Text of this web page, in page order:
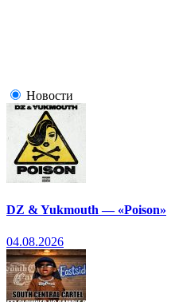
Новости
DZ & Yukmouth — «Poison»
04.08.2026